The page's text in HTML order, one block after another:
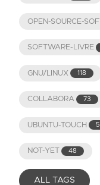
OPEN-SOURCE-
SOFTWARE-LIVRE
GNU/LINUX 118
COLLABORA 73
UBUNTU-TOUCH
NOT-YET 48
ALL TAGS